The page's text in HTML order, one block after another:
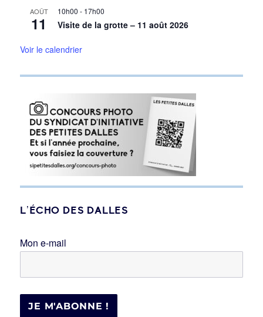
AOÛT
11
10h00 - 17h00
Visite de la grotte – 11 août 2026
Voir le calendrier
L’ÉCHO DES DALLES
Mon e-mail